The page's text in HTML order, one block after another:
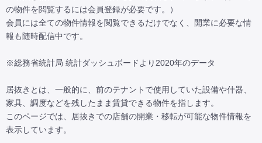
の物件を閲覧するには会員登録が必要です。）
会員には全ての物件情報を閲覧できるだけでなく、開業に必要な情
報も随時配信中です。
※総務省統計局 統計ダッシュボードより2020年のデータ
居抜きとは、一般的に、前のテナントで使用していた設備や什器、
家具、調度などを残したまま賃貸できる物件を指します。
このページでは、居抜きでの店舗の開業・移転が可能な物件情報を
表示しています。